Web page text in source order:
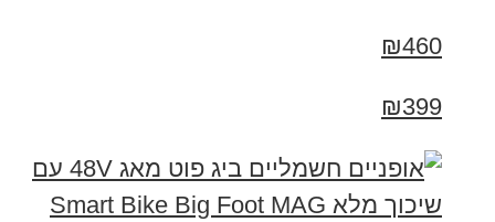
₪460
₪399